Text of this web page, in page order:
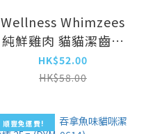
Wellness Whimzees
純鮮雞肉 貓貓潔齒餅
4.5oz（WHZ0389）
HK$52.00
HK$58.00
順豐免運費!